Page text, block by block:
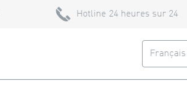
Hotline 24 heures sur 24